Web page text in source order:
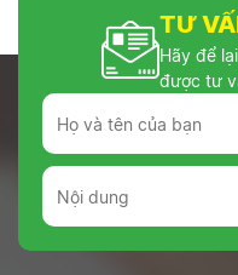
TƯ
Hãy để
được tư